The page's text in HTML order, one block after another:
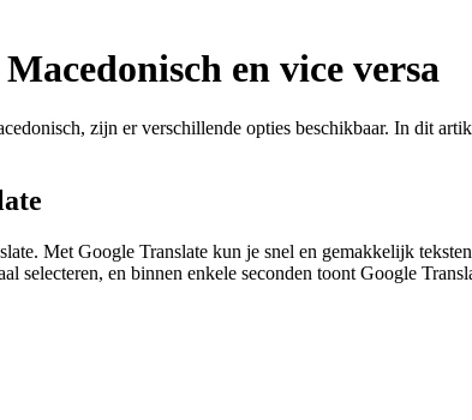
en vice versa
zijn er verschillende opties beschikbaar. In dit
Met Google Translate kun je snel en gemakkelijk
selecteren, en binnen enkele seconden toont Google